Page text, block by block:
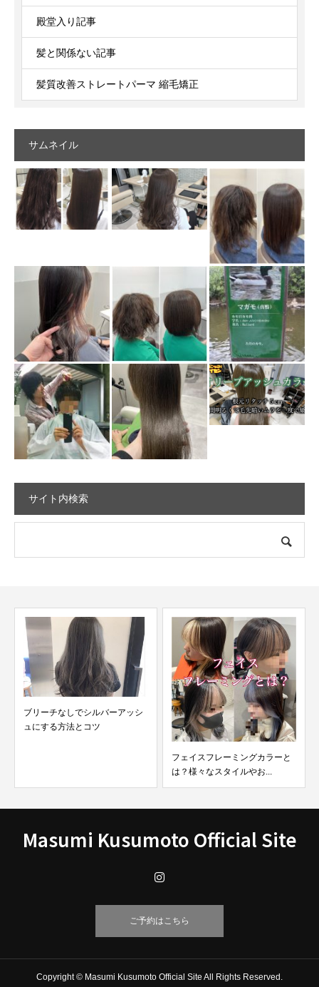
殿堂入り記事
髪と関係ない記事
髪質改善ストレートパーマ 縮毛矯正
サムネイル
サイト内検索
【最新版】ブリーチなしで染め
る濃いグレーカラー９ス...
Masumi Kusumoto Official Site
ご予約はこちら
Copyright © Masumi Kusumoto Official Site All Rights Reserved.